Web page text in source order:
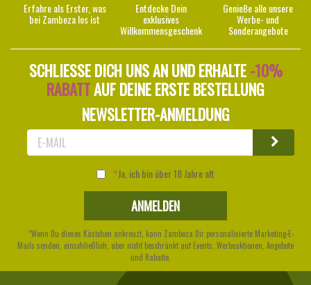
Erfahre als Erster, was
bei Zambeza los ist
Entdecke Dein
exklusives
Willkommensgeschenk
Genieße alle unsere
Werbe- und
Sonderangebote
SCHLIESSE DICH UNS AN UND ERHALTE -10%
RABATTAUF DEINE ERSTE BESTELLUNG
NEWSLETTER-ANMELDUNG
Ja, ich bin über 18 Jahre alt
*Wenn Du dieses Kästchen ankreuzt, kann Zambeza Dir personalisierte Marketing-E-
Mails senden, einschließlich, aber nicht beschränkt auf Events, Werbeaktionen, Angebote
und Rabatte.